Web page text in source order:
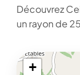
Découvrez
un rayon de
+